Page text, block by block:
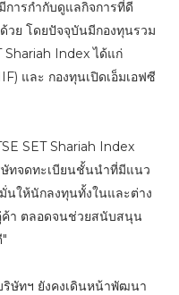
การกำกับดูแลกิจการที่ดี
วย โดยปัจจุบันมีกองทุนรวม
Shariah Index ได้แก่
และ กองทุนเปิดเอ็มเอฟซี
SET Shariah Index
ษัทจดทะเบียนชั้นนำที่มีแนว
นให้นักลงทุนทั้งในและต่าง
ค้า ตลอดจนช่วยสนับสนุน
ริษัทฯ ยังคงเดินหน้าพัฒนา